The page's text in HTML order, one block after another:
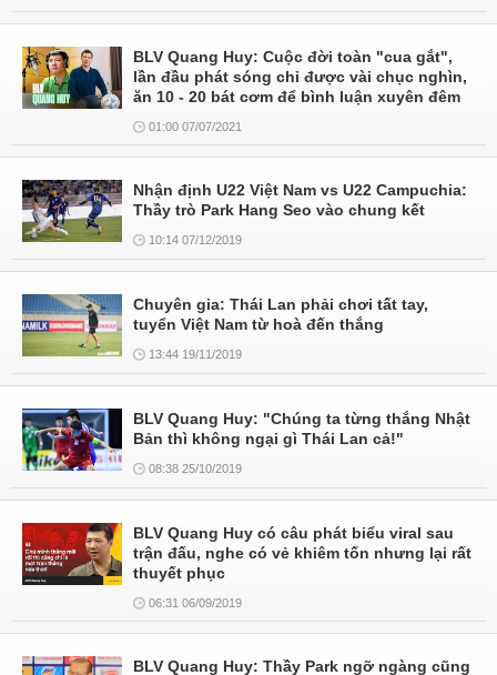
BLV Quang Huy: Cuộc đời toàn "cua gắt",
lần đầu phát sóng chỉ được vài chục nghìn,
ăn 10 - 20 bát cơm để bình luận xuyên đêm
01:00 07/07/2021
Nhận định U22 Việt Nam vs U22 Campuchia:
Thầy trò Park Hang Seo vào chung kết
10:14 07/12/2019
Chuyên gia: Thái Lan phải chơi tất tay,
tuyển Việt Nam từ hoà đến thắng
13:44 19/11/2019
BLV Quang Huy: "Chúng ta từng thắng Nhật
Bản thì không ngại gì Thái Lan cả!"
08:38 25/10/2019
BLV Quang Huy có câu phát biểu viral sau
trận đấu, nghe có vẻ khiêm tốn nhưng lại rất
thuyết phục
06:31 06/09/2019
BLV Quang Huy: Thầy Park ngỡ ngàng cũng